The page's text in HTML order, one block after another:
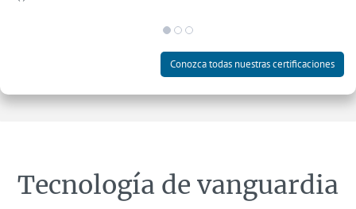
Conozca todas nuestras certificaciones
Tecnología de vanguardia